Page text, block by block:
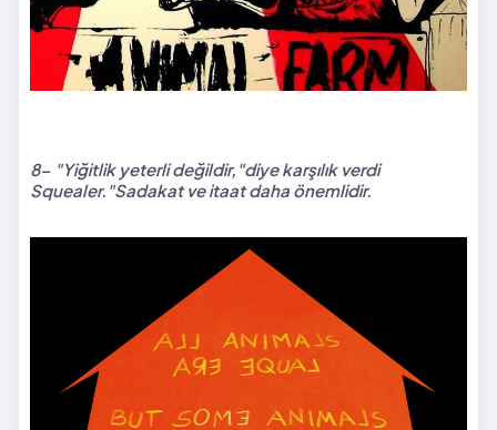
8- "Yiğitlik yeterli değildir,"diye karşılık verdi
Squealer."Sadakat ve itaat daha önemlidir.